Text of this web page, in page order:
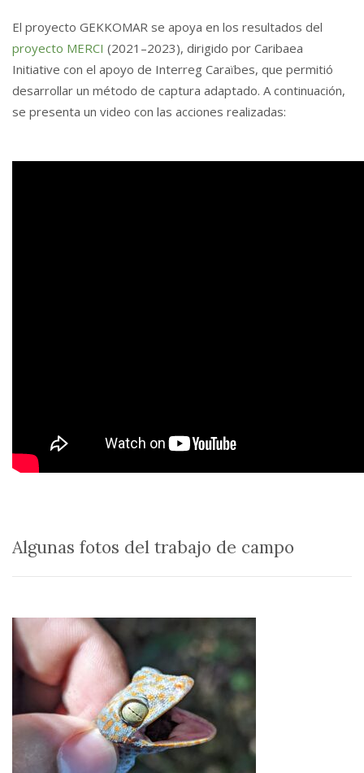
El proyecto GEKKOMAR se apoya en los resultados del
proyecto MERCI (2021–2023), dirigido por Caribaea
Initiative con el apoyo de Interreg Caraïbes, que permitió
desarrollar un método de captura adaptado. A continuación,
se presenta un video con las acciones realizadas:
Algunas fotos del trabajo de campo